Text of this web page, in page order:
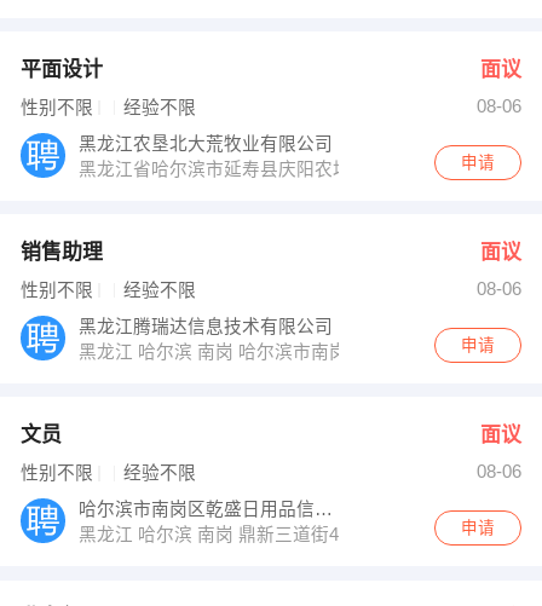
平面设计 面议
性别不限 经验不限
08-06
黑龙江农垦北大荒牧业有限公司
黑龙江省哈尔滨市延寿县庆阳农场工业园区路18号
申请
销售助理 面议
性别不限 经验不限
08-06
黑龙江腾瑞达信息技术有限公司
黑龙江 哈尔滨 南岗 哈尔滨市南岗区
申请
文员 面议
性别不限 经验不限
08-06
哈尔滨市南岗区乾盛日用品信息咨询服务部
黑龙江 哈尔滨 南岗 鼎新三道街49号
申请